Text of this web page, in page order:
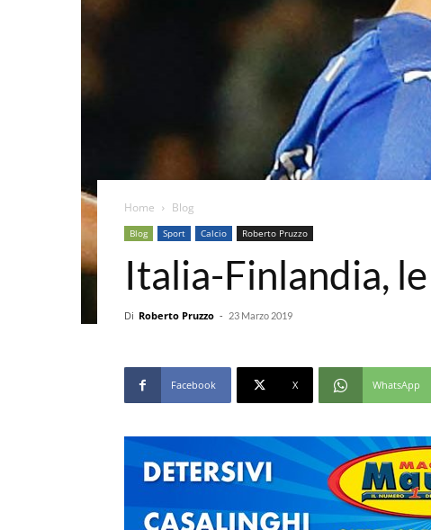
Home Blog
Blog Sport Calcio Roberto Pruzzo
Italia-Finlandia,
Di Roberto Pruzzo - 23 Marzo 2019
Facebook X WhatsApp